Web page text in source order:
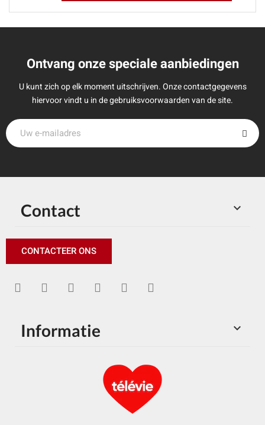
Ontvang onze speciale aanbiedingen
U kunt zich op elk moment uitschrijven. Onze contactgegevens
hiervoor vindt u in de gebruiksvoorwaarden van de site.

Contact
CONTACTEER ONS

Informatie